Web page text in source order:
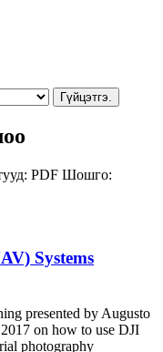
Гүйцэтгэ.
PDF Шошго:
Systems
presented by Augusto
on how to use DJI
photography